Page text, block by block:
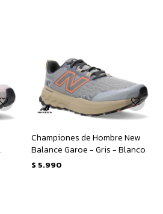
Championes de Hombre New
Balance Garoe - Gris - Blanco
$ 5.990